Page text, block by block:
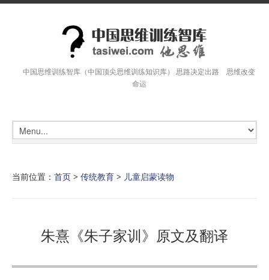
中国思维训练智库（中国顶尖思维训练知识库） 思路决定出路 思维改变
命运
当前位置： 首页 > 传统教育 > 儿童启蒙读物
朱熹《朱子家训》原文及翻译